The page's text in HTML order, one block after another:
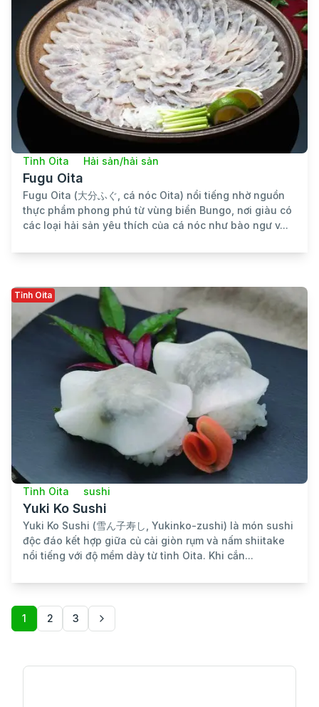
Tỉnh Oita Hải sản/hải sản
Fugu Oita
Fugu Oita (大分ふぐ, cá nóc Oita) nổi tiếng nhờ nguồn
thực phẩm phong phú từ vùng biển Bungo, nơi giàu có
các loại hải sản yêu thích của cá nóc như bào ngư v...
Tỉnh Oita
Tỉnh Oita sushi
Yuki Ko Sushi
Yuki Ko Sushi (雪ん子寿し, Yukinko-zushi) là món sushi
độc đáo kết hợp giữa củ cải giòn rụm và nấm shiitake
nổi tiếng với độ mềm dày từ tỉnh Oita. Khi cắn...
1 2 3